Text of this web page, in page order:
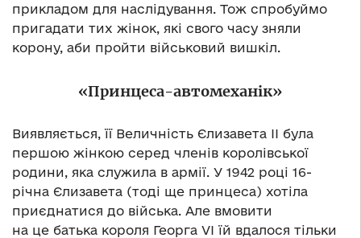
прикладом для наслідування. Тож спробуймо
пригадати тих жінок, які свого часу зняли
корону, аби пройти військовий вишкіл.
«Принцеса-автомеханік»
Виявляється, її Величність Єлизавета ІІ була
першою жінкою серед членів королівської
родини, яка служила в армії. У 1942 році 16-
річна Єлизавета (тоді ще принцеса) хотіла
приєднатися до війська. Але вмовити
на це батька короля Георга VI їй вдалося тільки